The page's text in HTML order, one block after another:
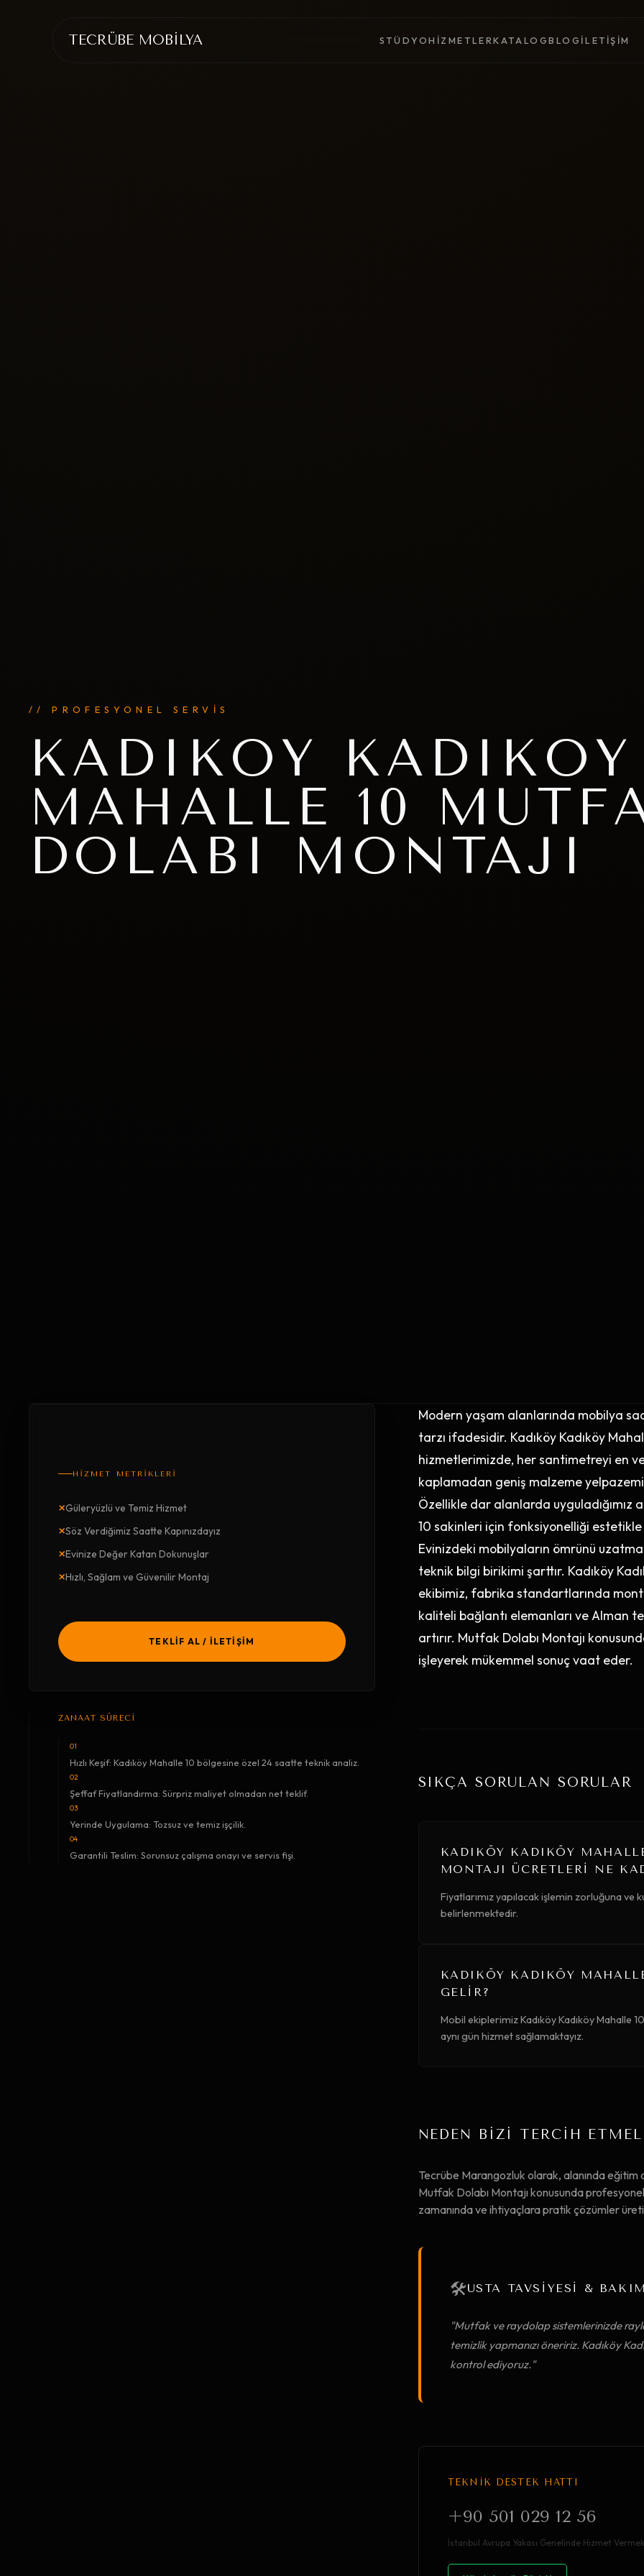
TECRÜBE MOBİLYA STÜDYOHIZMETLERKATALOGBLOG İLETIŞIM
// PROFESYONEL SERVİS
KADIKÖY KADIKÖY
MAHALLE 10
DOLABI MONTAJI
HİZMET METRİKLERİ
×Güleryüzlü ve Temiz Hizmet
×Söz Verdiğimiz Saatte Kapınızdayız
×Evinize Değer Katan Dokunuşlar
×Hızlı, Sağlam ve Güvenilir Montaj
TEKLİF AL / İLETİŞİM
ZANAAT SÜRECİ
01
Hızlı Keşif: Kadıköy Mahalle 10 bölgesine özel 24 saatte teknik analiz.
02
Şeffaf Fiyatlandırma: Sürpriz maliyet olmadan net teklif.
03
Yerinde Uygulama: Tozsuz ve temiz işçilik.
04
Garantili Teslim: Sorunsuz çalışma onayı ve servis fişi.
Modern yaşam alanlarında mobilya
tarzı ifadesidir. Kadıköy Kadıköy
hizmetlerimizde, her santimetreyi en
kaplamadan geniş malzeme
Özellikle dar alanlarda uyguladığımız
10 sakinleri için fonksiyonelliği
Evinizdeki mobilyaların ömrünü
teknik bilgi birikimi şarttır. Kadıköy
ekibimiz, fabrika standartlarında
kaliteli bağlantı elemanları ve Alman
artırır. Mutfak Dolabı Montajı
işleyerek mükemmel sonuç vaat eder.
SIKÇA SORULAN SORULAR
KADIKÖY KADIKÖY
MONTAJI ÜCRETLERI NE
Fiyatlarımız yapılacak işlemin zorluğuna
belirlenmektedir.
KADIKÖY KADIKÖY
GELIR?
Mobil ekiplerimiz Kadıköy Kadıköy Mahalle
aynı gün hizmet sağlamaktayız.
NEDEN BİZİ TERCİH
Tecrübe Marangozluk olarak, alanında eğitim
Mutfak Dolabı Montajı konusunda
zamanında ve ihtiyaçlara pratik çözümler
🛠️USTA TAVSİYESİ &
"Mutfak ve raydolap sistemlerinizde
temizlik yapmanızı öneririz. Kadıköy
kontrol ediyoruz."
TEKNİK DESTEK HATTI
+90 501 029 12 56
İstanbul Avrupa Yakası Genelinde Hizmet